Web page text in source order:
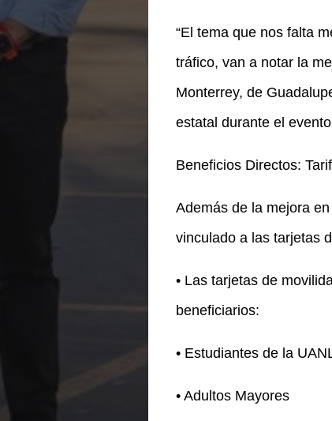
“El tema que nos falta
tráfico, van a notar la
Monterrey, de
estatal durante el
Beneficios Directos:
Además de la mejora
vinculado a las tarjetas
• Las tarjetas de
beneficiarios:
• Estudiantes de la
• Adultos Mayores